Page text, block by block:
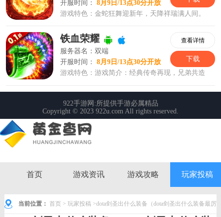
首页 游戏资讯 游戏攻略 玩家投稿
当前位置： 首页 > 玩家投稿 >dota剑圣出什么装备（dota剑圣出什么装备最厉